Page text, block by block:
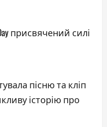
присвячений силі
пісню та кліп
історію про